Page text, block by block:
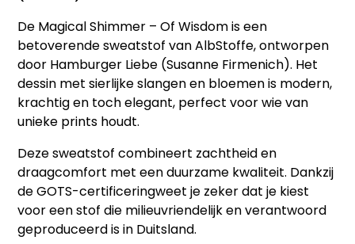
De Magical Shimmer – Of Wisdomis een
betoverende sweatstof vanAlbStoffe, ontworpen
door Hamburger Liebe (Susanne Firmenich). Het
dessin met sierlijke slangen en bloemen is modern,
krachtig en toch elegant, perfect voor wie van
unieke prints houdt.
Deze sweatstof combineert zachtheid en
draagcomfort met een duurzame kwaliteit. Dankzij
deGOTS-certificeringweet je zeker dat je kiest
voor een stof die milieuvriendelijk en verantwoord
geproduceerd is in Duitsland.